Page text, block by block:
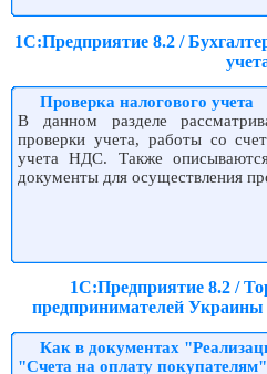
1С:Предприятие 8.2 /
Проверка налогового учета
В данном разделе
проверки учета, работы со
учета НДС. Также
документы для осуществления
1С:Предприятие 8.2 /
предпринимателей
Как в документах
"Счета на оплату